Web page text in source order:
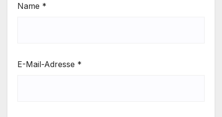
Name *
E-Mail-Adresse *